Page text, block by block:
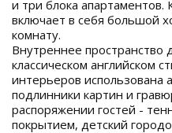
и три блока
включает в себя большой
комнату.
Внутреннее пространство
классическом английском
интерьеров использована
подлинники картин и
распоряжении гостей -
покрытием, детский